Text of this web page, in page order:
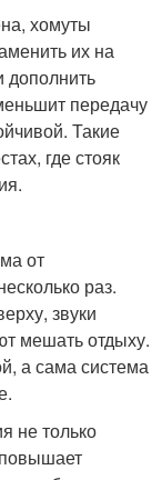
хомуты
их на
дополнить
передачу
Такие
где стояк
от
раз.
звуки
мешать отдыху.
а сама система
не только